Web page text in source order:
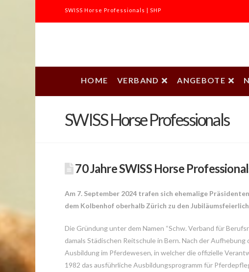
SWISS Horse Professionals | SHP
Horse
Professionals
|
SHP
HOME VERBAND ANGEBOTE
SWISS Horse Professionals
70 Jahre SWISS Horse
Am 7. September 2024 trafen sich ehemalige
dem Kolbenhof oberhalb Zürich zu den
Die Gründung unter dem Namen “Schw. Verband für
damals Städischen Reitschule in Bern. Nach der
Ausbildung im Pferdewesen, in welcher die offizielle
1982 das ausführliche Ausbildungsprogramm für